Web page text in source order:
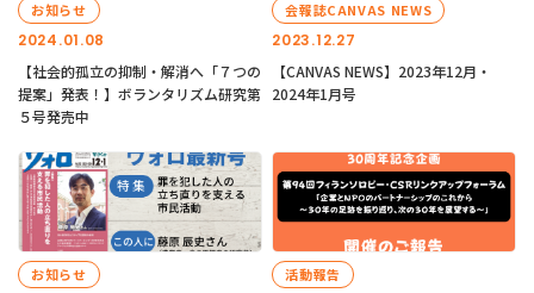
2024.01.08
お知らせ
【社会的孤立の抑制・解消へ「７つの
提案」発表！】ボランタリズム研究第
５号発売中
2023.12.27
会報誌CANVAS NEWS
【CANVAS NEWS】2023年12月・
2024年1月号
お知らせ 活動報告